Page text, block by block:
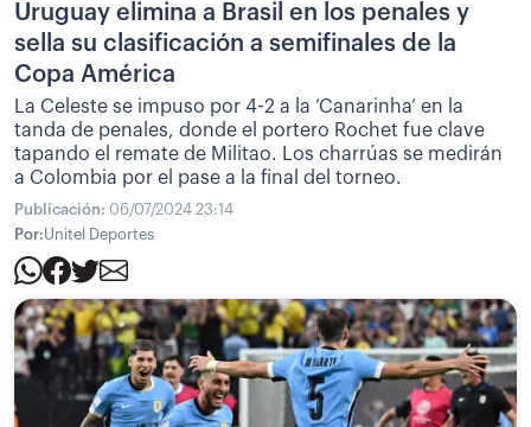
Uruguay elimina a Brasil en los penales y
sella su clasificación a semifinales de la
Copa América
La Celeste se impuso por 4-2 a la ‘Canarinha’ en la
tanda de penales, donde el portero Rochet fue clave
tapando el remate de Militao. Los charrúas se medirán
a Colombia por el pase a la final del torneo.
Publicación: 06/07/2024 23:14
Por:Unitel Deportes